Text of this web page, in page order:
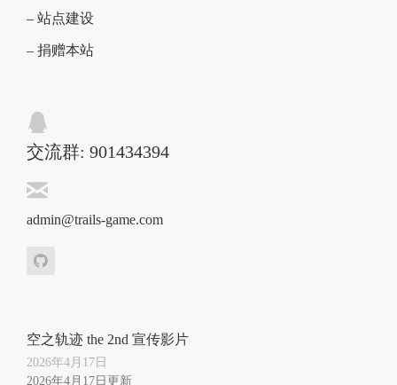
– 站点建设
– 捐赠本站
交流群: 901434394
admin@trails-game.com
空之轨迹 the 2nd 宣传影片
2026年4月17日
2026年4月17日更新